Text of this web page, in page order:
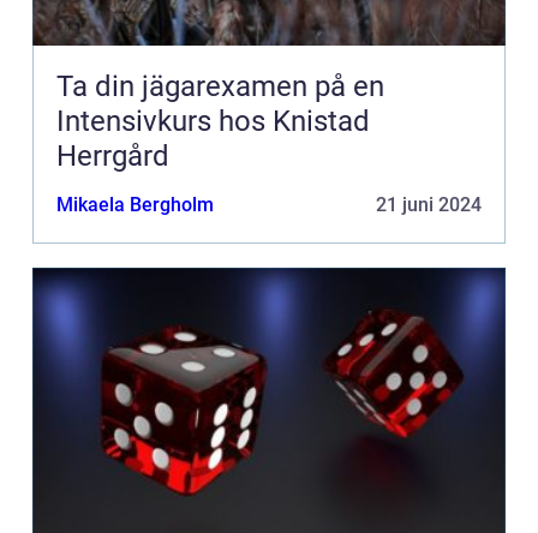
Ta din jägarexamen på en
Intensivkurs hos Knistad
Herrgård
Mikaela Bergholm 21 juni 2024